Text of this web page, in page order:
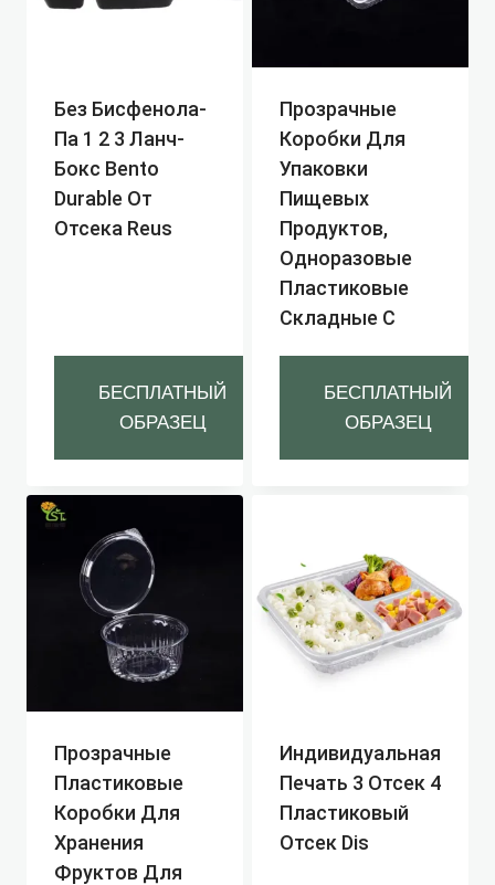
Без Бисфенола-
Па 1 2 3 Ланч-
Бокс Bento
Durable От
Отсека Reus
БЕСПЛАТНЫЙ
ОБРАЗЕЦ
Прозрачные
Коробки Для
Упаковки
Пищевых
Продуктов,
Одноразовые
Пластиковые
Складные C
БЕСПЛАТНЫЙ
ОБРАЗЕЦ
Прозрачные
Пластиковые
Коробки Для
Хранения
Фруктов Для
Индивидуальная
Печать 3 Отсек 4
Пластиковый
Отсек Dis